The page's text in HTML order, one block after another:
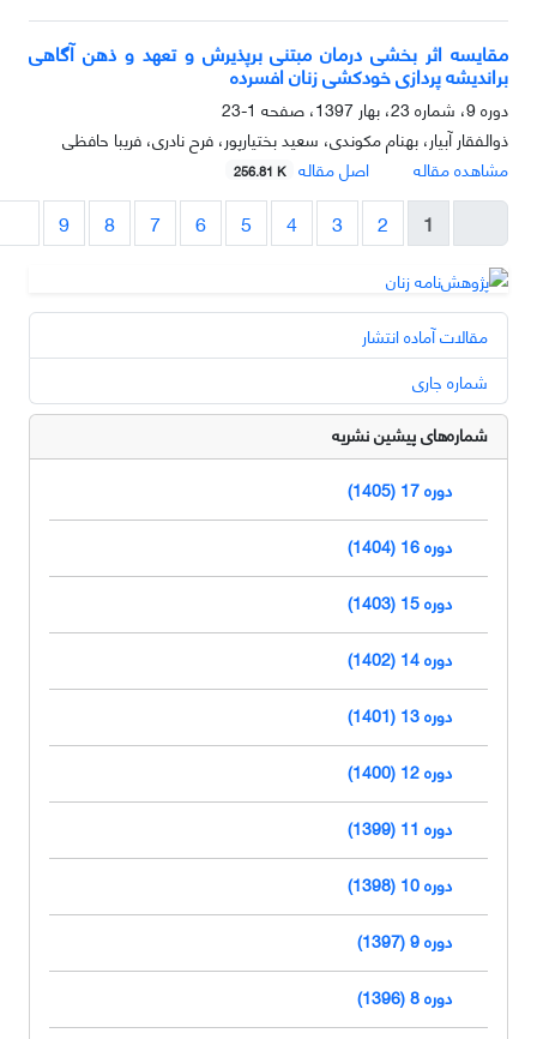
مقایسه اثر بخشی درمان مبتنی برپذیرش و تعهد و ذهن آگاهی
براندیشه پردازی خودکشی زنان افسرده
دوره 9، شماره 23، بهار 1397، صفحه
1-23
ذوالفقار آبیار، بهنام مکوندی، سعید بختیارپور، فرح نادری، فریبا حافظی
مشاهده مقاله
اصل مقاله 256.81 K
1
2
3
4
5
6
7
8
9
مقالات آماده انتشار
شماره جاری
شماره‌های پیشین نشریه
دوره 17 (1405)
دوره 16 (1404)
دوره 15 (1403)
دوره 14 (1402)
دوره 13 (1401)
دوره 12 (1400)
دوره 11 (1399)
دوره 10 (1398)
دوره 9 (1397)
دوره 8 (1396)